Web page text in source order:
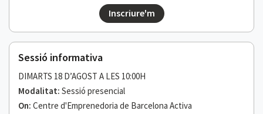
Inscriure'm
Sessió informativa
DIMARTS 18 D’AGOST A LES 10:00H
Modalitat: Sessió presencial
On: Centre d'Emprenedoria de Barcelona Activa